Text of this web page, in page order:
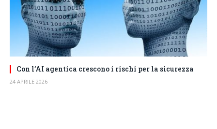
Con l’AI agentica crescono i rischi per la sicurezza
24 APRILE 2026